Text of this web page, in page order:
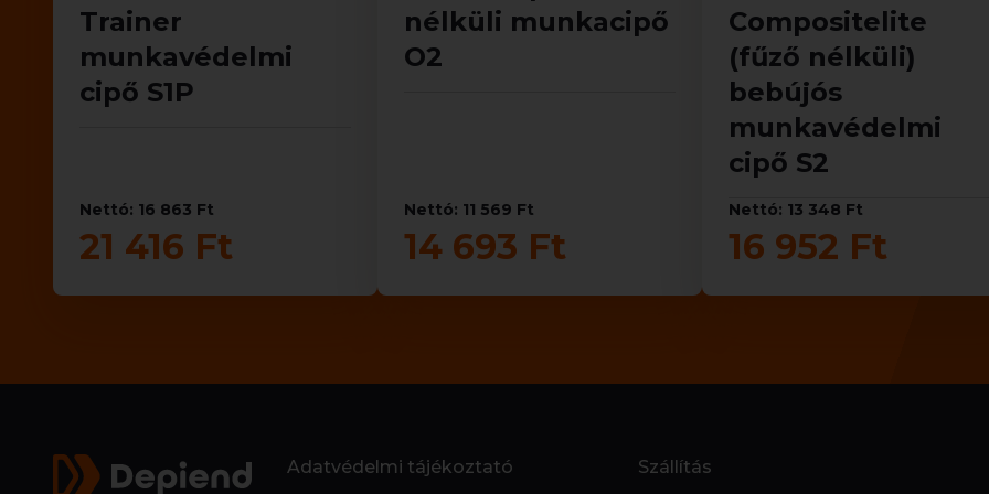
Trainer
munkavédelmi
cipő S1P
Nettó: 16 863 Ft
21 416 Ft
nélküli munkacipő
O2
Nettó: 11 569 Ft
14 693 Ft
Compositelite
(fűző nélküli)
bebújós
munkavédelmi
cipő S2
Nettó: 13 348 Ft
16 952 Ft
Adatvédelmi tájékoztató Szállítás